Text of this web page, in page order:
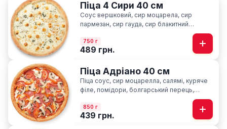
Піца 4 Сири 40 см
Соус вершковий, сир моцарела, сир
пармезан, сир гауда, сир блакитний
750 г
489 грн.
Піца Адріано 40 см
Піца соус, сир моцарелла, салямі, куряче
філе, помідори, болгарський перець,
850 г
439 грн.